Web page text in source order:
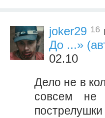
joker29 16
До ...»
02.10
Дело не в
совсем не